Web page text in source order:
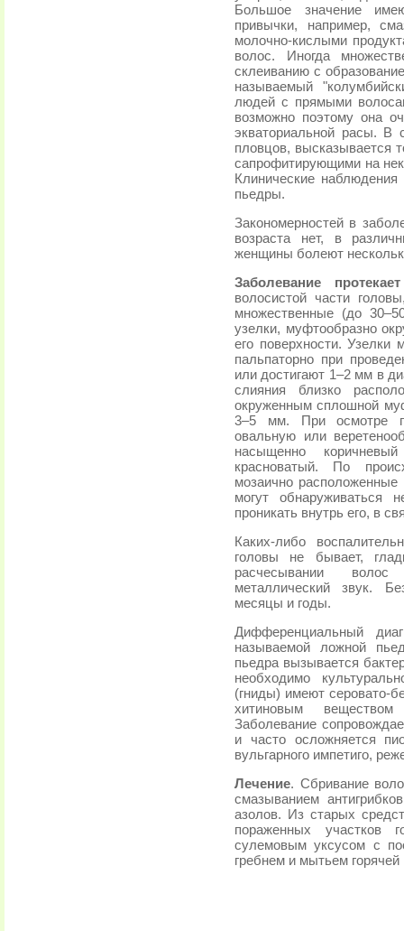
Большое значение
привычки, например,
молочно-кислыми
волос. Иногда
склеиванию с
называемый
людей с прямыми
возможно поэтому она
экваториальной расы. В
пловцов, высказывается
сапрофитирующими на
Клинические наблюдения
пьедры.
Закономерностей в
возраста нет, в
женщины болеют
Заболевание
волосистой части
множественные (до
узелки, муфтообразно
его поверхности. Узелки
пальпаторно при
или достигают 1–2 мм в
слияния близко
окруженным сплошной
3–5 мм. При осмотре
овальную или
насыщенно
красноватый. По
мозаично
могут обнаруживаться
проникать внутрь его, в
Каких-либо
головы не бывает,
расчесывании
металлический звук.
месяцы и годы.
Дифференциальный
называемой ложной
пьедра вызывается
необходимо
(гниды) имеют серовато-
хитиновым
Заболевание
и часто осложняется
вульгарного импетиго,
Лечение. Сбривание
смазыванием
азолов. Из старых
пораженных участков
сулемовым уксусом с
гребнем и мытьем